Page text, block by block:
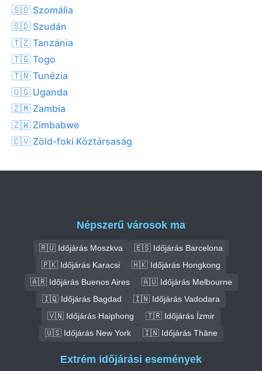
🇸🇴 Szomália
🇸🇩 Szudán
🇹🇿 Tanzánia
🇹🇬 Togo
🇹🇳 Tunézia
🇺🇬 Uganda
🇿🇲 Zambia
🇿🇼 Zimbabwe
🇨🇻 Zöld-foki Köztársaság
Népszerű városok ma
🇷🇺 Időjárás Moszkva
🇪🇸 Időjárás Barcelona
🇵🇰 Időjárás Karacsi
🇭🇰 Időjárás Hongkong
🇦🇷 Időjárás Buenos Aires
🇦🇺 Időjárás Melbourne
🇮🇶 Időjárás Bagdad
🇮🇳 Időjárás Vadodara
🇻🇳 Időjárás Haiphong
🇹🇷 Időjárás İzmir
🇺🇸 Időjárás New York
🇮🇳 Időjárás Thāne
Extrém időjárási események